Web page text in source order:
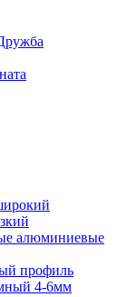
алюминиевые
профиль
4-6мм